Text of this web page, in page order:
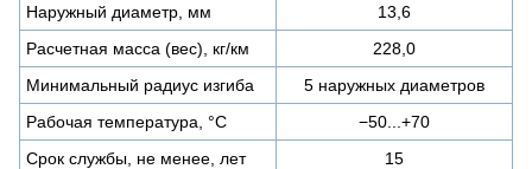
Наружный диаметр, мм
13,6
Расчетная масса (вес), кг/км
228,0
Минимальный радиус изгиба
5 наружных диаметров
Рабочая температура, °C
−50...+70
Срок службы, не менее, лет
15